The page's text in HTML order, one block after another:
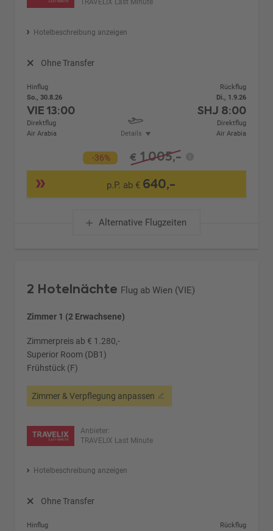
TRAVELIX Last Minute
Hotelbeschreibung anzeigen
Ohne Transfer
Hinflug
So., 30.8.26
VIE13:00
Direktflug
Air Arabia
Details
Rückflug
Di., 1.9.26
SHJ 8:00
Direktflug
Air Arabia
-36% € 1.005,-
p.P. ab € 640,-
Alternative Flugzeiten
2 Hotelnächte Flug ab Wien (VIE)
Zimmer 1 (2 Erwachsene)
Zimmerpreis ab € 1.280,-
Superior Room (DB1)
Frühstück (F)
Zimmer & Verpflegung anpassen
Anbieter:
TRAVELIX Last Minute
Hotelbeschreibung anzeigen
Ohne Transfer
Hinflug
Rückflug